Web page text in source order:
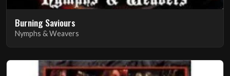
Burning Saviours
Nymphs & Weavers